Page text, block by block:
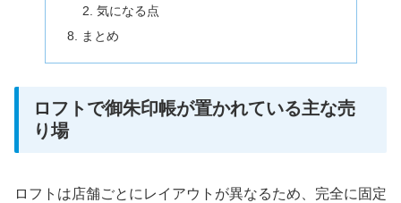
気になる点
まとめ
ロフトで御朱印帳が置かれている主な売
り場
ロフトは店舗ごとにレイアウトが異なるため、完全に固定